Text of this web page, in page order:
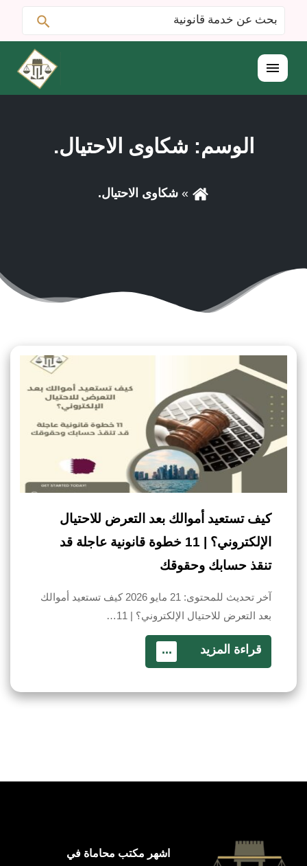
البحث
عن:
القائمة
الوسم: شكاوى الاحتيال.
شكاوى الاحتيال.
كيف تستعيد أموالك بعد التعرض للاحتيال
الإلكتروني؟ | 11 خطوة قانونية عاجلة قد
تنقذ حسابك وحقوقك
آخر تحديث للمحتوى: 21 مايو 2026 كيف تستعيد أموالك
بعد التعرض للاحتيال الإلكتروني؟ | 11…
قراءة المزيد ...
اشهر مكتب محاماة في